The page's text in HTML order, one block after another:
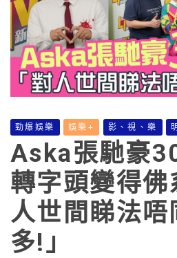
勁爆娛樂 娛樂+ 影、視、樂
Aska張馳豪
轉字頭變得佛
人世間睇法唔
多!」